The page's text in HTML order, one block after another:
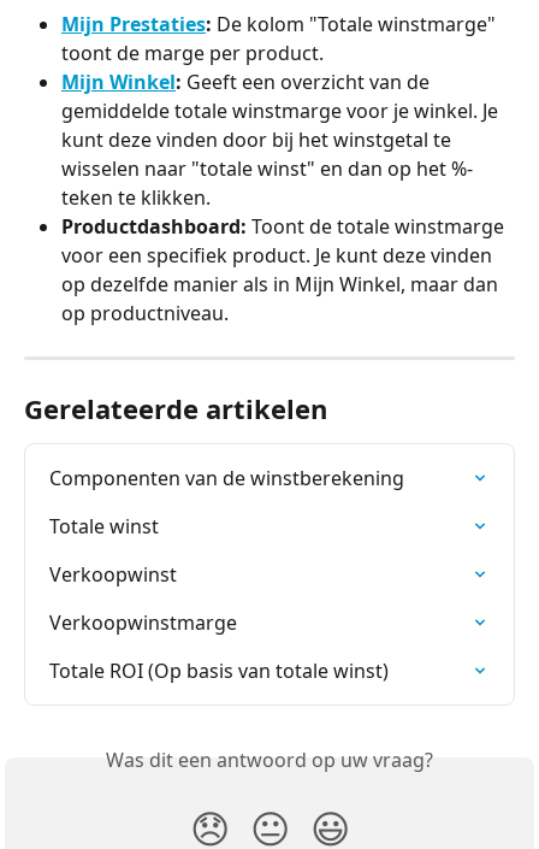
Mijn Prestaties: De kolom "Totale winstmarge"
toont de marge per product.
Mijn Winkel: Geeft een overzicht van de
gemiddelde totale winstmarge voor je winkel. Je
kunt deze vinden door bij het winstgetal te
wisselen naar "totale winst" en dan op het %-
teken te klikken.
Productdashboard: Toont de totale winstmarge
voor een specifiek product. Je kunt deze vinden
op dezelfde manier als in Mijn Winkel, maar dan
op productniveau.
Gerelateerde artikelen
Componenten van de winstberekening
Totale winst
Verkoopwinst
Verkoopwinstmarge
Totale ROI (Op basis van totale winst)
Was dit een antwoord op uw vraag?
😞 😐 😃